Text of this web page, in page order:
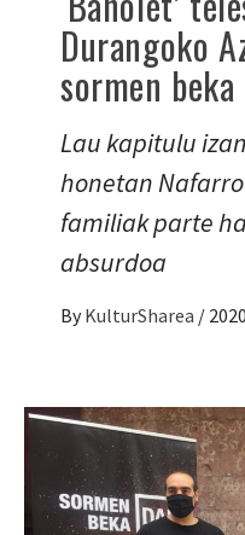
Durangoko
sormen beka
Lau kapitulu
honetan
familiak parte
absurdoa
By KulturSharea /